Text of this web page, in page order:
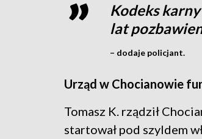
Kodeks
lat
– dodaje policjant.
Urząd w Chocianowie
Tomasz K. rządził
startował pod szyldem